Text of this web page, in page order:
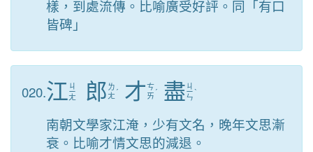
樣，到處流傳。比喻廣受好評。同「有口
皆碑」
020.江 ㄐ
ㄧ
ㄤ 郎 ㄌ
ㄤ ˊ 才ㄘ
ㄞ ˊ 盡 ㄐ
ㄧ
ㄣ
ˋ
南朝文學家江淹，少有文名，晚年文思漸
衰。比喻才情文思的減退。